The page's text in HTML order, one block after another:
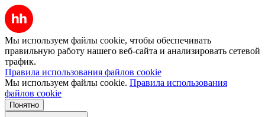
Мы используем файлы cookie, чтобы обеспечивать
правильную работу нашего веб-сайта и анализировать сетевой
трафик.
Правила использования файлов cookie
Мы используем файлы cookie. Правила использования
файлов cookie
Понятно